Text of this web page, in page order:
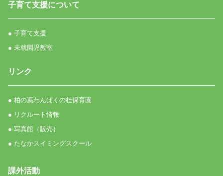
子育て支援について
● 子育て支援
● 未就園児教室
リンク
● 柏の葉わんぱくの杜保育園
● リクルート情報
● 写真館（販売）
● たなかスイミングスクール
課外活動